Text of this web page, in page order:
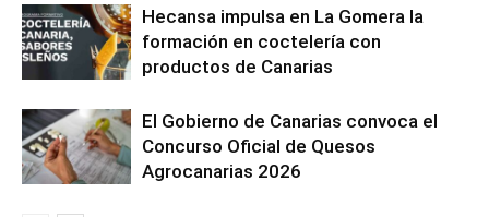
Hecansa impulsa en La Gomera la
formación en coctelería con
productos de Canarias
El Gobierno de Canarias convoca el
Concurso Oficial de Quesos
Agrocanarias 2026